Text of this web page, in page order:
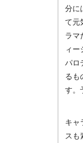
分に
て元
ラマ
ィー
パロ
るも
す。
キャ
スも